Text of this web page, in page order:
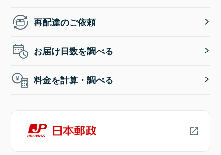
再配達のご依頼
お届け日数を調べる
料金を計算・調べる